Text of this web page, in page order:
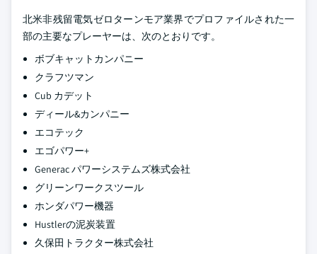
北米非残留電気ゼロターンモア業界でプロファイルされた一
部の主要なプレーヤーは、次のとおりです。
ボブキャットカンパニー
クラフツマン
Cub カデット
ディール&カンパニー
エコテック
エゴパワー+
Generac パワーシステムズ株式会社
グリーンワークスツール
ホンダパワー機器
Hustlerの泥炭装置
久保田トラクター株式会社